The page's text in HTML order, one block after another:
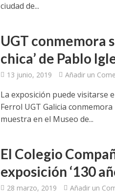
ciudad de...
UGT conmemora
chica’ de Pablo
13 junio, 2019 Añadir un
La exposición puede visitarse
Ferrol UGT Galicia
muestra en el Museo de...
El Colegio
exposición ‘130
28 marzo, 2019 Añadir un